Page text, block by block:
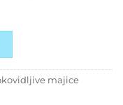
majice